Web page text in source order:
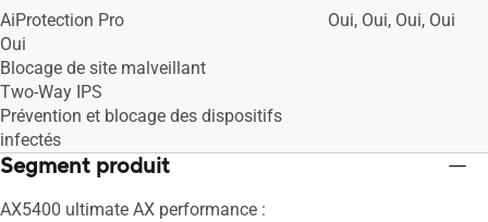
AiProtection Pro
Oui
Blocage de site malveillant
Two-Way IPS
Prévention et blocage des dispositifs
infectés
Oui, Oui, Oui, Oui
Segment produit
AX5400 ultimate AX performance :